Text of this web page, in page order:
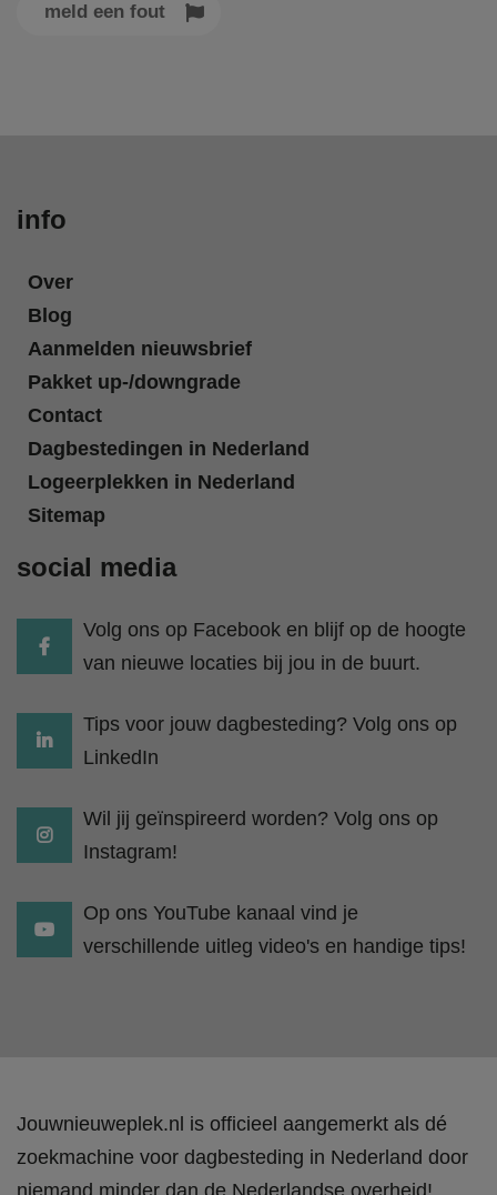
meld een fout
info
Over
Blog
Aanmelden nieuwsbrief
Pakket up-/downgrade
Contact
Dagbestedingen in Nederland
Logeerplekken in Nederland
Sitemap
social media
Volg ons op Facebook en blijf op de hoogte
van nieuwe locaties bij jou in de buurt.
Tips voor jouw dagbesteding? Volg ons op
LinkedIn
Wil jij geïnspireerd worden? Volg ons op
Instagram!
Op ons YouTube kanaal vind je
verschillende uitleg video's en handige tips!
Jouwnieuweplek.nl is officieel aangemerkt als dé
zoekmachine voor dagbesteding in Nederland door
niemand minder dan de Nederlandse overheid!